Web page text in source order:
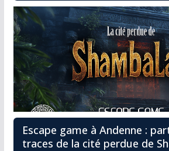
Escape game à Andenne :
traces de la cité perdue de